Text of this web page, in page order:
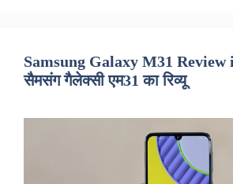
Samsung Galaxy M31
सैमसंग गैलेक्सी एम31 का रिव्यू